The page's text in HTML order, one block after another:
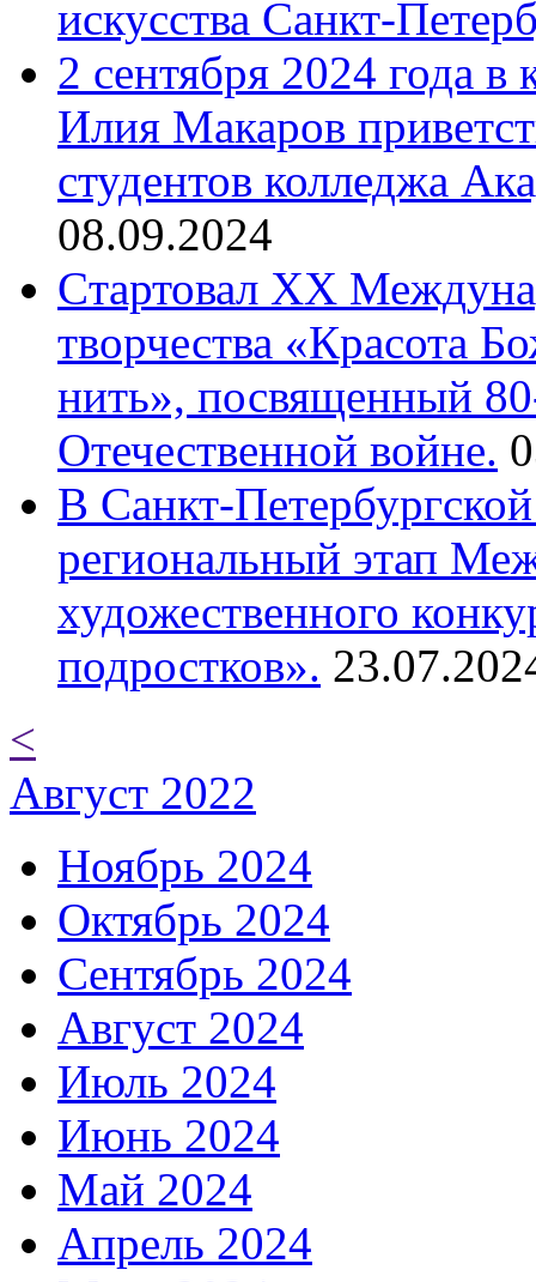
искусства Санкт-
2 сентября 2024 года
Илия Макаров
студентов колледжа
08.09.2024
Cтартовал XX
творчества «Красота
нить», посвященный
Отечественной войне.
В Санкт-
региональный этап
художественного
подростков».
<
Август 2022
Ноябрь 2024
Октябрь 2024
Сентябрь 2024
Август 2024
Июль 2024
Июнь 2024
Май 2024
Апрель 2024